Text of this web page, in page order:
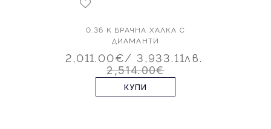
0.36 K БРАЧНА ХАЛКА С
ДИАМАНТИ
2,011.00€/ 3,933.11лв.
2,514.00€
КУПИ